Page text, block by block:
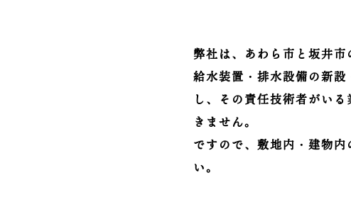
弊社は、あわら市と坂井
給水装置・排水設備の新
し、その責任技術者がい
きません。
ですので、敷地内・建物
い。